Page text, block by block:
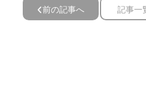
前の記事へ 記事一